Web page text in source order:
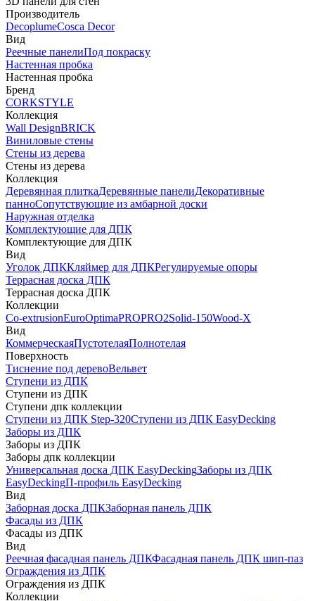
Производитель
DecoplumeCosca Decor
Вид
Реечные панелиПод покраску
Настенная пробка
Настенная пробка
Бренд
CORKSTYLE
Коллекция
Wall DesignBRICK
Виниловые стены
Стены из дерева
Стены из дерева
Коллекция
Деревянная плиткаДеревянные панелиДекоративные
панноСопутствующие из амбарной доски
Наружная отделка
Комплектующие для ДПК
Комплектующие для ДПК
Вид
Уголок ДПККляймер для ДПКРегулируемые опоры
Террасная доска ДПК
Террасная доска ДПК
Коллекции
Co-extrusionEuroOptimaPROPRO2Solid-150Wood-X
Вид
КоммерческаяПустотелаяПолнотелая
Поверхность
Тиснение под деревоВельвет
Ступени из ДПК
Ступени из ДПК
Ступени дпк коллекции
Ступени из ДПК Step-320Ступени из ДПК EasyDecking
Заборы из ДПК
Заборы из ДПК
Заборы дпк коллекции
Универсальная доска ДПК EasyDeckingЗаборы из ДПК
EasyDeckingП-профиль EasyDecking
Вид
Заборная доска ДПКЗаборная панель ДПК
Фасады из ДПК
Фасады из ДПК
Вид
Реечная фасадная панель ДПКФасадная панель ДПК шип-паз
Ограждения из ДПК
Ограждения из ДПК
Коллекции